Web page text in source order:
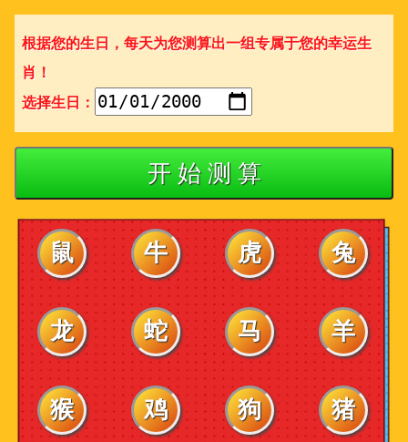
根据您的生日，每天为您测算出一组专属于您的幸运生
肖！
选择生日：
开 始 测 算
鼠 牛 虎 兔
龙 蛇 马 羊
猴 鸡 狗 猪